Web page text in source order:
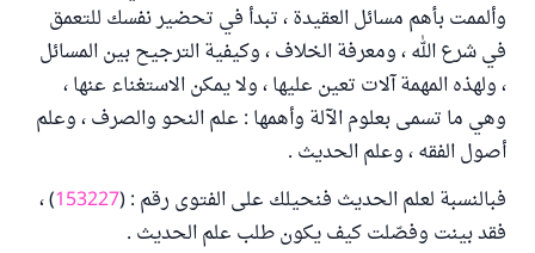
وألممت بأهم مسائل العقيدة ، تبدأ في تحضير نفسك للتعمق
في شرع الله ، ومعرفة الخلاف ، وكيفية الترجيح بين المسائل
، ولهذه المهمة آلات تعين عليها ، ولا يمكن الاستغناء عنها ،
وهي ما تسمى بعلوم الآلة وأهمها : علم النحو والصرف ، وعلم
أصول الفقه ، وعلم الحديث .
فبالنسبة لعلم الحديث فنحيلك على الفتوى رقم : (153227) ،
فقد بينت وفصّلت كيف يكون طلب علم الحديث .